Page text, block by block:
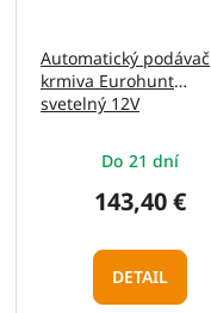
Automatický podávač
krmiva Eurohunt
svetelný 12V
Do 21 dní
143,40 €
DETAIL